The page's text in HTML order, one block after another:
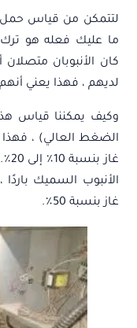
لتتمكن من قياس حمل
ما عليك فعله هو ترك
كان الأنبوبان متصلان
لديهم ، فهذا يعني
وكيف يمكننا قياس
الضغط العالي) ،
الأنبوب السميك
غاز بنسبة 50٪.